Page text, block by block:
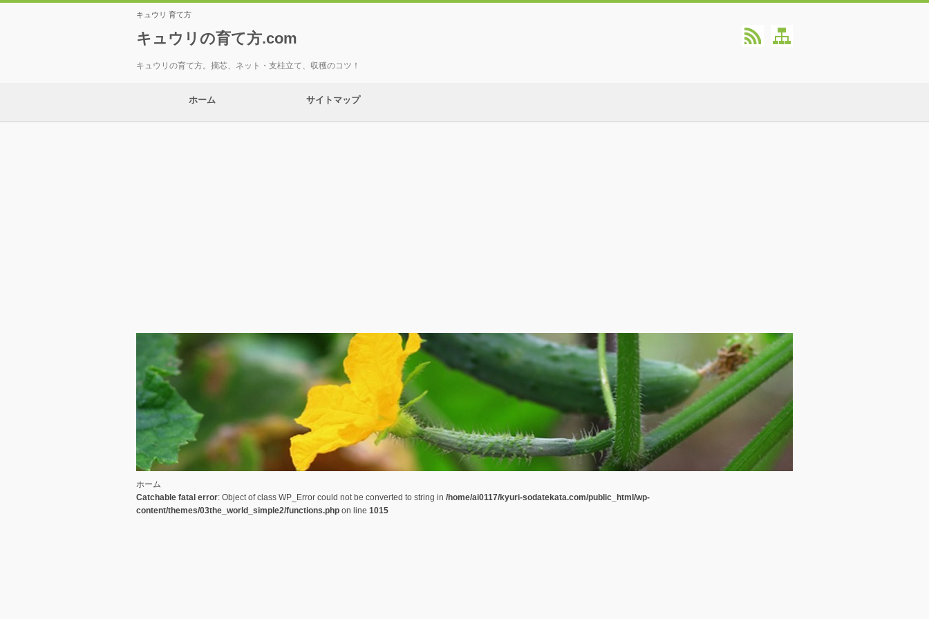
キュウリ 育て方
キュウリの育て方.com
キュウリの育て方。摘芯、ネット・支柱立て、収穫のコツ！
ホーム サイトマップ
ホーム
Catchable fatal error: Object of class WP_Error could not be converted to string in /home/ai0117/kyuri-sodatekata.com/public_html/wp-
content/themes/03the_world_simple2/functions.php on line 1015